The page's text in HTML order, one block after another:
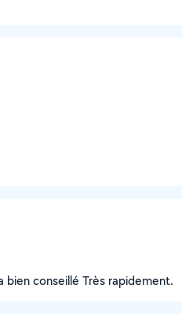
conseillé Très rapidement.